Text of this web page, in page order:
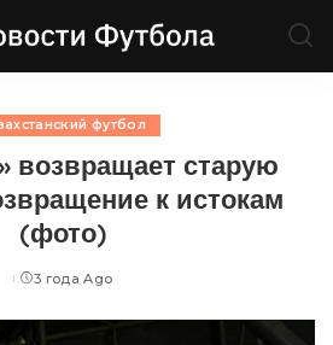
футбол
возвращает старую
к истокам
(фото)
Posted
3 года Ago